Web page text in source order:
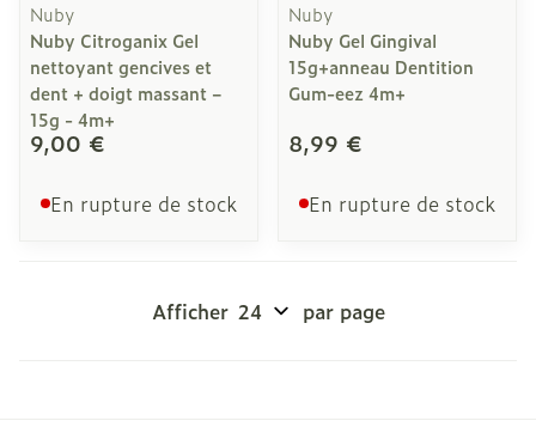
Nuby
Nuby Citroganix Gel
nettoyant gencives et
dent + doigt massant –
15g - 4m+
9,00 €
En rupture de stock
Nuby
Nuby Gel Gingival
15g+anneau Dentition
Gum-eez 4m+
8,99 €
En rupture de stock
Afficher par page